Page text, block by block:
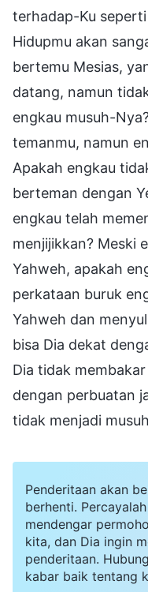
terhadap-Ku
Hidupmu akan
bertemu Mesias,
datang, namun
engkau musuh-
temanmu, namun
Apakah engkau
berteman dengan
engkau telah
menjijikkan? Meski
Yahweh, apakah
perkataan buruk
Yahweh dan
bisa Dia dekat
Dia tidak
dengan perbuatan
tidak menjadi
Penderitaan akan
berhenti.
mendengar
kita, dan Dia ingin
penderitaan.
kabar baik tentang